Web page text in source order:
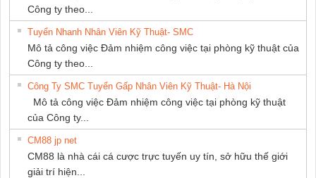
Công ty theo...
Tuyển Nhanh Nhân Viên Kỹ Thuật- SMC
Mô tả công việc Đảm nhiệm công việc tại phòng kỹ thuật của
Công ty theo...
Công Ty SMC Tuyển Gấp Nhân Viên Kỹ Thuật- Hà Nội
Mô tả công việc Đảm nhiệm công việc tại phòng kỹ thuật
của Công ty...
CM88 jp net
CM88 là nhà cái cá cược trực tuyến uy tín, sở hữu thế giới
giải trí hiện...